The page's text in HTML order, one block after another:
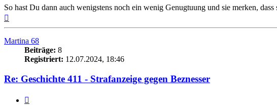
So hast Du dann auch wenigstens noch ein wenig Genugtuung und sie merken,
oben
Martina 68
Beiträge: 8
Registriert: 12.07.2024, 18:46
Re: Geschichte 411 - Strafanzeige gegen Beznesser